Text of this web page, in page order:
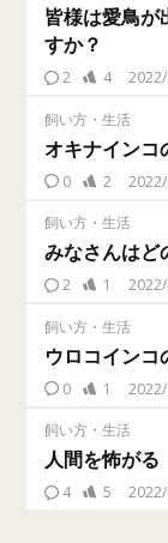
皆様は愛鳥が
すか？
2 4
飼い方・生活
オキナインコ
0 2
飼い方・生活
みなさんはど
2 1
飼い方・生活
ウロコインコ
0 1
飼い方・生活
人間を怖がる
4 5